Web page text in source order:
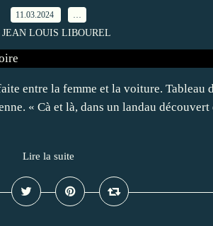
11.03.2024 …
JEAN LOUIS LIBOUREL
entre la femme et la voiture. Tableau
« Cà et là, dans un landau
Lire la suite